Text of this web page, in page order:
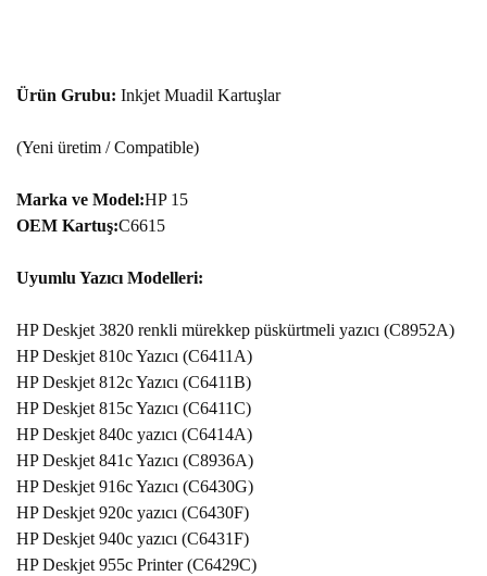
Ürün Grubu: Inkjet Muadil Kartuşlar
(Yeni üretim / Compatible)
Marka ve Model:HP 15
OEM Kartuş:C6615
Uyumlu Yazıcı Modelleri:
HP Deskjet 3820 renkli mürekkep püskürtmeli yazıcı (C8952A)
HP Deskjet 810c Yazıcı (C6411A)
HP Deskjet 812c Yazıcı (C6411B)
HP Deskjet 815c Yazıcı (C6411C)
HP Deskjet 840c yazıcı (C6414A)
HP Deskjet 841c Yazıcı (C8936A)
HP Deskjet 916c Yazıcı (C6430G)
HP Deskjet 920c yazıcı (C6430F)
HP Deskjet 940c yazıcı (C6431F)
HP Deskjet 955c Printer (C6429C)